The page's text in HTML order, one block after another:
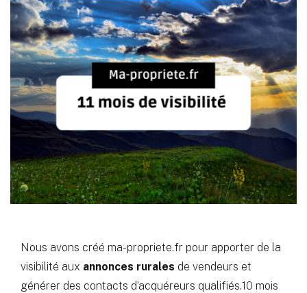
Nous avons créé ma-propriete.fr pour apporter de la
visibilité aux annonces rurales de vendeurs et
générer des contacts d’acquéreurs qualifiés.10 mois